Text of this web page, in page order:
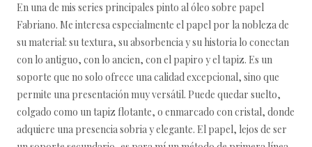
En una de mis series principales pinto al óleo sobre papel
Fabriano. Me interesa especialmente el papel por la nobleza de
su material: su textura, su absorbencia y su historia lo conectan
con lo antiguo, con lo ancien, con el papiro y el tapiz. Es un
soporte que no solo ofrece una calidad excepcional, sino que
permite una presentación muy versátil. Puede quedar suelto,
colgado como un tapiz flotante, o enmarcado con cristal, donde
adquiere una presencia sobria y elegante. El papel, lejos de ser